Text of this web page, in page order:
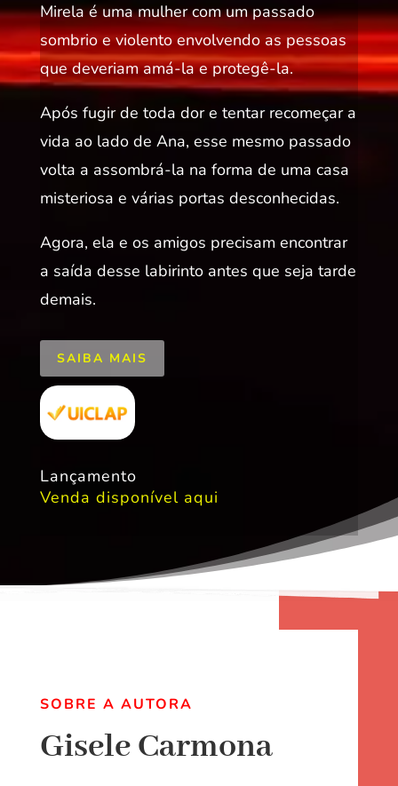
Mirela é uma mulher com um passado
sombrio e violento envolvendo as pessoas
que deveriam amá-la e protegê-la.
Após fugir de toda dor e tentar recomeçar a
vida ao lado de Ana, esse mesmo passado
volta a assombrá-la na forma de uma casa
misteriosa e várias portas desconhecidas.
Agora, ela e os amigos precisam encontrar
a saída desse labirinto antes que seja tarde
demais.
SAIBA MAIS
Lançamento
Venda disponível aqui
SOBRE A AUTORA
Gisele Carmona